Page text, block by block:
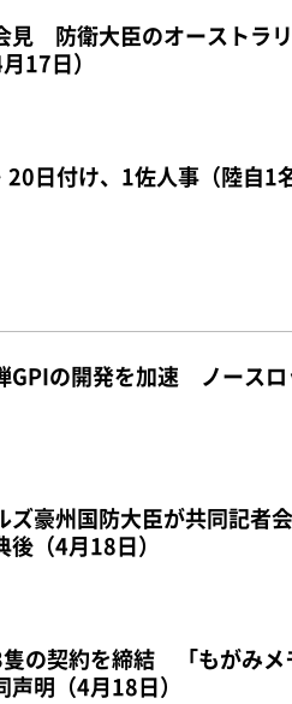
見 防衛大臣のオーストラ
17日）
日付け、1佐人事（陸自1
GPIの開発を加速 ノース
ズ豪州国防大臣が共同記
（4月18日）
の契約を締結 「もがみメ
明（4月18日）